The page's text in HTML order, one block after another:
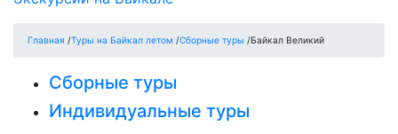
Главная /Туры на Байкал летом /Сборные туры /Байкал Великий
Сборные туры
Индивидуальные туры